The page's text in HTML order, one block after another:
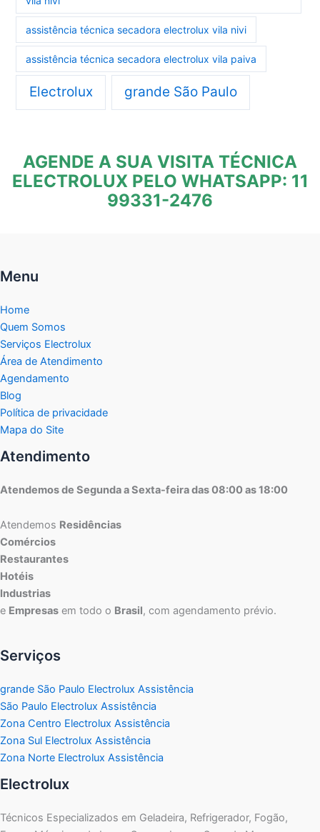
assistência técnica secadora electrolux vila nivi
assistência técnica secadora electrolux vila paiva
Electrolux grande São Paulo
AGENDE A SUA VISITA TÉCNICA
ELECTROLUX PELO WHATSAPP: 11
99331-2476
Menu
Home
Quem Somos
Serviços Electrolux
Área de Atendimento
Agendamento
Blog
Política de privacidade
Mapa do Site
Atendimento
Atendemos de Segunda a Sexta-feira das 08:00 as 18:00
Atendemos Residências
Comércios
Restaurantes
Hotéis
Industrias
e Empresas em todo o Brasil, com agendamento prévio.
Serviços
grande São Paulo Electrolux Assistência
São Paulo Electrolux Assistência
Zona Centro Electrolux Assistência
Zona Sul Electrolux Assistência
Zona Norte Electrolux Assistência
Electrolux
Técnicos Especializados em Geladeira, Refrigerador, Fogão,